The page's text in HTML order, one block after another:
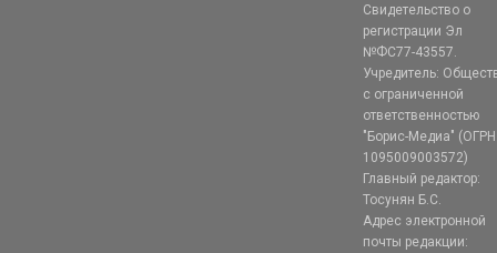
Свидетельство о
регистрации Эл
№ФС77-43557.
Учредитель:
с ограниченной
ответственностью
"Борис-Медиа" (ОГРН
1095009003572)
Главный редактор:
Тосунян Б.С.
Адрес электронной
почты редакции: